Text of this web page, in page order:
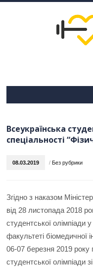
Всеукраїнська
спеціальності
08.03.2019 / Без рубрики
Згідно з наказом
від 28 листопада 2018
студентської олімпіади
факультеті біомедичної
06-07 березня 2019 року
студентської олімпіади